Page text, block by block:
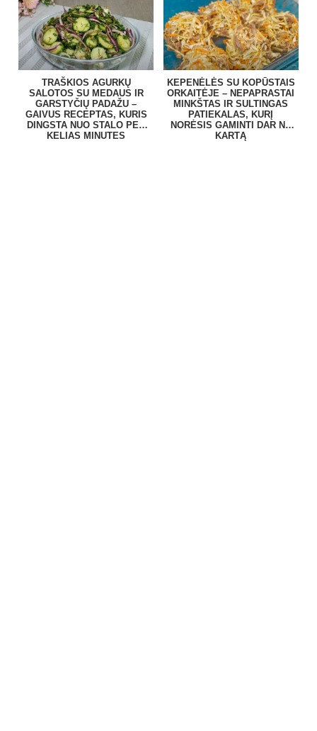
TRAŠKIOS AGURKŲ
SALOTOS SU MEDAUS IR
GARSTYČIŲ PADAŽU –
GAIVUS RECEPTAS, KURIS
DINGSTA NUO STALO PER
KELIAS MINUTES
KEPENĖLĖS SU KOPŪSTAIS
ORKAITĖJE – NEPAPRASTAI
MINKŠTAS IR SULTINGAS
PATIEKALAS, KURĮ
NORĖSIS GAMINTI DAR NE
KARTĄ